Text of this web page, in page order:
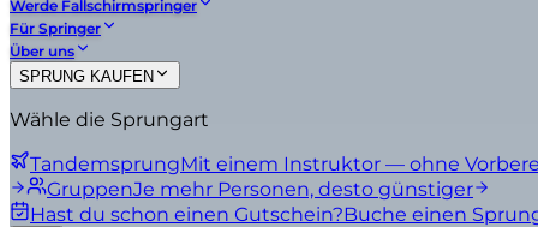
Werde Fallschirmspringer
Für Springer
Über uns
SPRUNG KAUFEN
Wähle die Sprungart
TandemsprungMit einem Instruktor — ohne
GruppenJe mehr Personen, desto günstiger
Hast du schon einen Gutschein?Buche einen